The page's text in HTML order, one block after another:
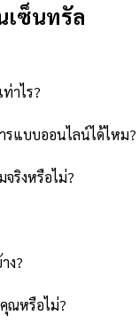
ซ็นทรัล
าไร?
รแบบออนไลน์ได้ไหม?
ริงหรือไม่?
ง?
ณหรือไม่?